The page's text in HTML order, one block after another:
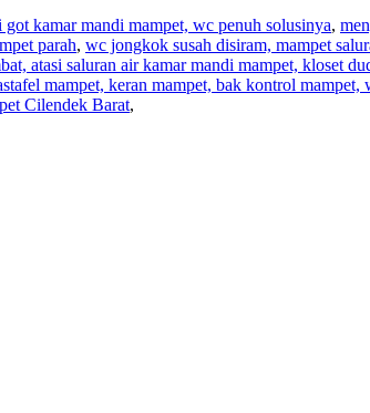
got kamar mandi mampet, wc penuh solusinya,
parah, wc jongkok susah disiram, mampet
atasi saluran air kamar mandi mampet, kloset
mampet, keran mampet, bak kontrol mampet,
Cilendek Barat,